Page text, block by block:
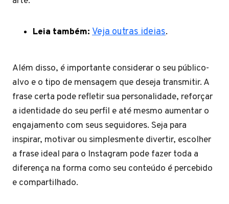
Leia também: Veja outras ideias.
Além disso, é importante considerar o seu público-
alvo e o tipo de mensagem que deseja transmitir. A
frase certa pode refletir sua personalidade, reforçar
a identidade do seu perfil e até mesmo aumentar o
engajamento com seus seguidores. Seja para
inspirar, motivar ou simplesmente divertir, escolher
a frase ideal para o Instagram pode fazer toda a
diferença na forma como seu conteúdo é percebido
e compartilhado.